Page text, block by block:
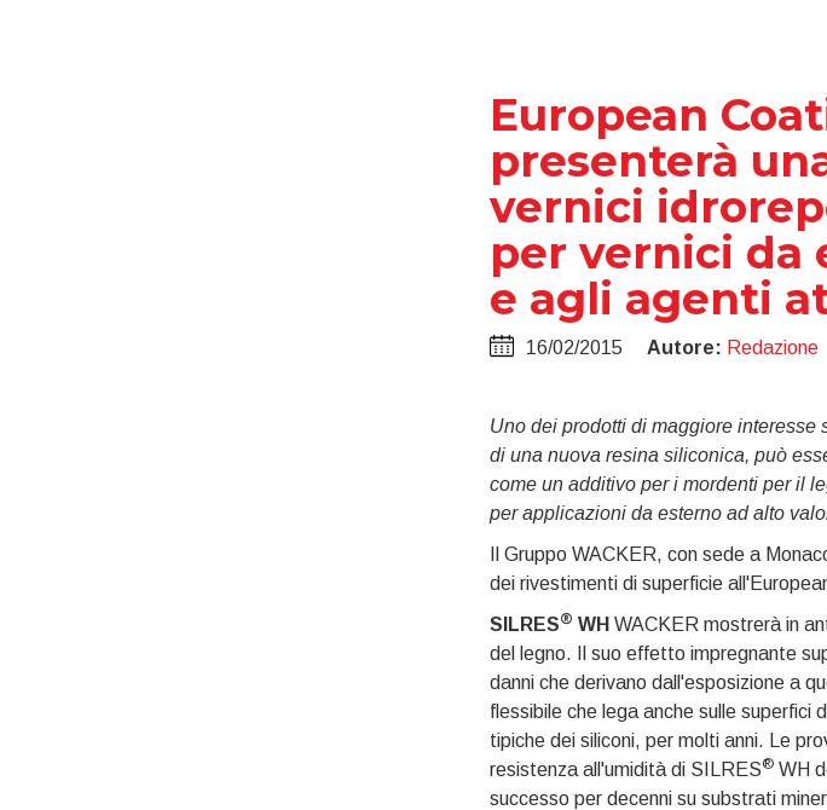
European
presenterà
vernici
per vernici da
e agli agenti
16/02/2015 Autore: Redazione
Uno dei prodotti di maggiore
di una nuova resina siliconica, può
come un additivo per i mordenti per il
per applicazioni da esterno ad alto
Il Gruppo WACKER, con sede a
dei rivestimenti di superficie
SILRES® WH WACKER mostrerà in
del legno. Il suo effetto impregnante
danni che derivano dall'esposizione a
flessibile che lega anche sulle
tipiche dei siliconi, per molti anni. Le
resistenza all'umidità di SILRES®WH
successo per decenni su substrati